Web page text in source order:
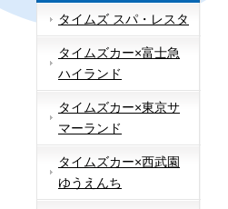
タイムズ スパ・レスタ
タイムズカー×富士急
ハイランド
タイムズカー×東京サ
マーランド
タイムズカー×西武園
ゆうえんち